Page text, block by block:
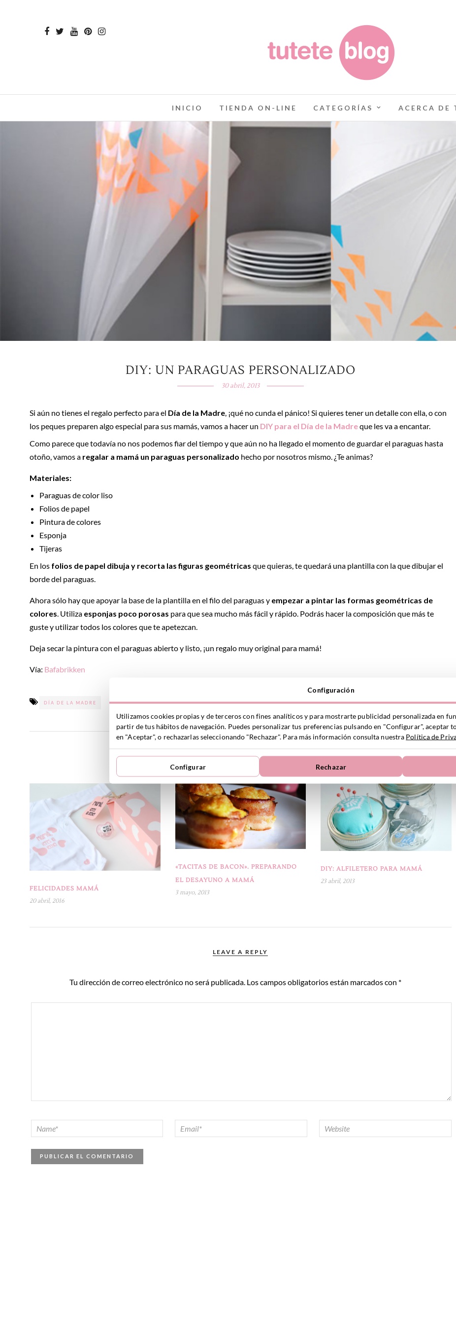
INICIO TIENDA ON-LINE CATEGORÍAS ACERCA DE
DIY: UN PARAGUAS PERSONALIZADO
30 abril, 2013
Si aún no tienes el regalo perfecto para el Día de la Madre, ¡qué no cunda el pánico! Si quieres tener un detalle con ella, o con
los peques preparen algo especial para sus mamás, vamos a hacer un DIY para el Día de la Madreque les va a encantar.
Como parece que todavía no nos podemos fiar del tiempo y que aún no ha llegado el momento de guardar el paraguas hasta
otoño, vamos a regalar a mamá un paraguas personalizado hecho por nosotros mismo. ¿Te animas?
Materiales:
Paraguas de color liso
Folios de papel
Pintura de colores
Esponja
Tijeras
En los folios de papel dibuja y recorta las figuras geométricas que quieras, te quedará una plantilla con la que dibujar el
borde del paraguas.
Ahora sólo hay que apoyar la base de la plantilla en el filo del paraguas y empezar a pintar las formas geométricas de
colores. Utiliza esponjas poco porosas para que sea mucho más fácil y rápido. Podrás hacer la composición que más te
guste y utilizar todos los colores que te apetezcan.
Deja secar la pintura con el paraguas abierto y listo, ¡un regalo muy original para mamá!
Vía: Bafabrikken
DÍA DE LA MADRE SHARE
DIY CON LOS PEQUES/ REGALOS PARA PAPÁS Y MAMÁS
YOU MIGHT ALSO LIKE
FELICIDADES MAMÁ
20 abril, 2016
«TACITAS DE BACON». PREPARANDO
EL DESAYUNO A MAMÁ
3 mayo, 2013
DIY: ALFILETERO PARA MAMÁ
23 abril, 2013
LEAVE A REPLY
Tu dirección de correo electrónico no será publicada. Los campos obligatorios están marcados con *
Configuración
Utilizamos cookies propias y de terceros con fines analíticos y para mostrarte publicidad personalizada en
partir de tus hábitos de navegación. Puedes personalizar tus preferencias pulsando en "Configurar", aceptar
en "Aceptar", o rechazarlas seleccionando "Rechazar". Para más información consulta nuestra Política de
Configurar Rechazar